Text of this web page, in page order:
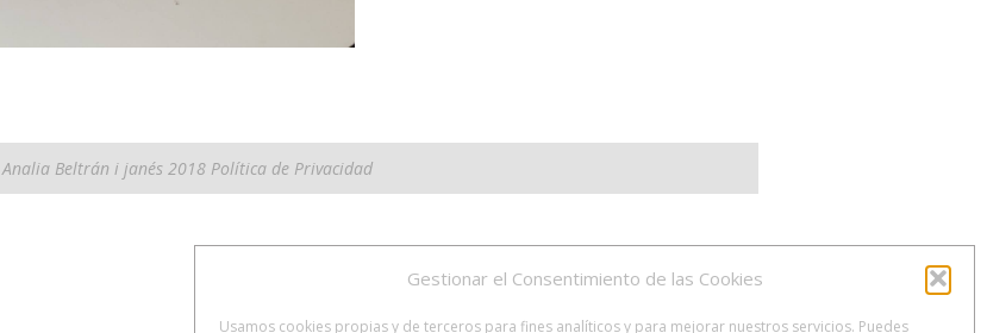
Gestionar el Consentimiento de las Cookies
Usamos cookies propias y de terceros para fines analíticos y para mejorar nuestros servicios. Puedes
Analia Beltrán i janés 2018Política de Privacidad